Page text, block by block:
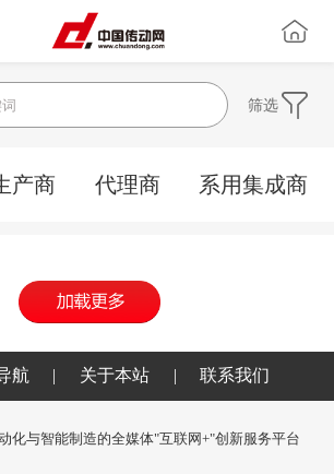
筛选
产商 代理商 系用集成商
航 | 关于本站 | 联系我们
化与智能制造的全媒体"互联网+"创新服务平台